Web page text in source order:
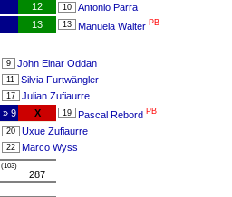
12 10 Antonio Parra
13 13 Manuela Walter PB
9 John Einar Oddan
11 Silvia Furtwängler
17 Julian Zufiaurre
» 9 X 19 Pascal Rebord PB
20 Uxue Zufiaurre
22 Marco Wyss
(103)
287